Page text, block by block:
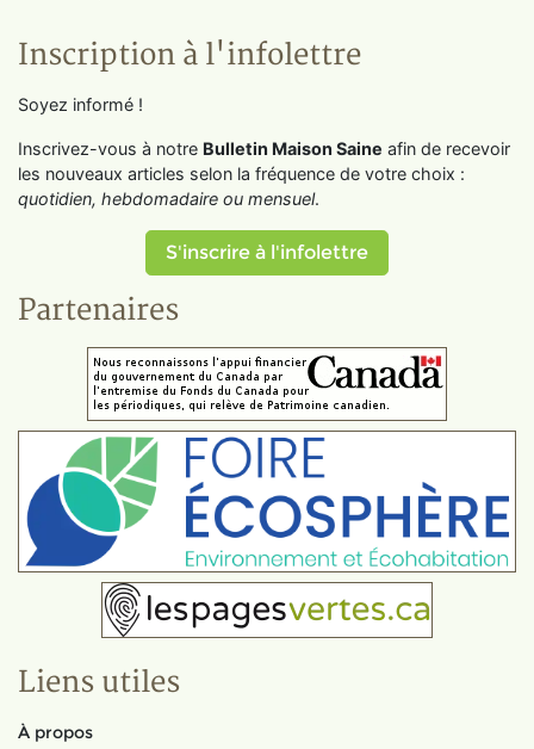
Inscription à l'infolettre
Soyez informé !
Inscrivez-vous à notre Bulletin Maison Saine afin de recevoir
les nouveaux articles selon la fréquence de votre choix :
quotidien, hebdomadaire ou mensuel.
S'inscrire à l'infolettre
Partenaires
Liens utiles
À propos